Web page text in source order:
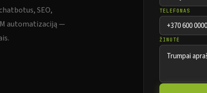
SEO,
automatizaciją —
TELEFONAS
ŽINUTĖ